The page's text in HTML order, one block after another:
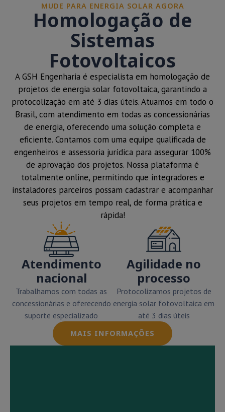
MUDE PARA ENERGIA SOLAR AGORA
Homologação de
Sistemas
Fotovoltaicos
A GSH Engenharia é especialista em homologação de
projetos de energia solar fotovoltaica, garantindo a
protocolização em até 3 dias úteis. Atuamos em todo o
Brasil, com atendimento em todas as concessionárias
de energia, oferecendo uma solução completa e
eficiente. Contamos com uma equipe qualificada de
engenheiros e assessoria jurídica para assegurar 100%
de aprovação dos projetos. Nossa plataforma é
totalmente online, permitindo que integradores e
instaladores parceiros possam cadastrar e acompanhar
seus projetos em tempo real, de forma prática e
rápida!
Atendimento
nacional
Trabalhamos com todas as
concessionárias e oferecendo
suporte especializado
Agilidade no
processo
Protocolizamos projetos de
energia solar fotovoltaica em
até 3 dias úteis
MAIS INFORMAÇÕES